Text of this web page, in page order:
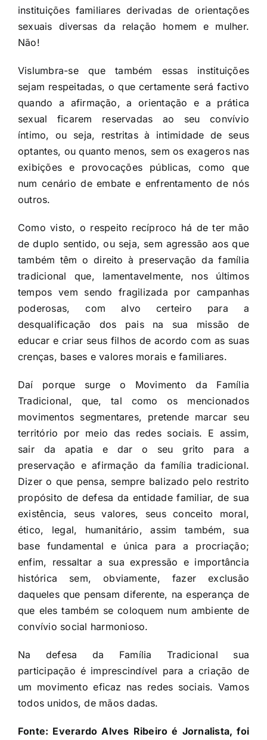
instituições familiares derivadas de orientações
sexuais diversas da relação homem e mulher.
Não!
Vislumbra-se que também essas instituições
sejam respeitadas, o que certamente será factivo
quando a afirmação, a orientação e a prática
sexual ficarem reservadas ao seu convívio
íntimo, ou seja, restritas à intimidade de seus
optantes, ou quanto menos, sem os exageros nas
exibições e provocações públicas, como que
num cenário de embate e enfrentamento de nós
outros.
Como visto, o respeito recíproco há de ter mão
de duplo sentido, ou seja, sem agressão aos que
também têm o direito à preservação da família
tradicional que, lamentavelmente, nos últimos
tempos vem sendo fragilizada por campanhas
poderosas, com alvo certeiro para a
desqualificação dos pais na sua missão de
educar e criar seus filhos de acordo com as suas
crenças, bases e valores morais e familiares.
Daí porque surge o Movimento da Família
Tradicional, que, tal como os mencionados
movimentos segmentares, pretende marcar seu
território por meio das redes sociais. E assim,
sair da apatia e dar o seu grito para a
preservação e afirmação da família tradicional.
Dizer o que pensa, sempre balizado pelo restrito
propósito de defesa da entidade familiar, de sua
existência, seus valores, seus conceito moral,
ético, legal, humanitário, assim também, sua
base fundamental e única para a procriação;
enfim, ressaltar a sua expressão e importância
histórica sem, obviamente, fazer exclusão
daqueles que pensam diferente, na esperança de
que eles também se coloquem num ambiente de
convívio social harmonioso.
Na defesa da Família Tradicional sua
participação é imprescindível para a criação de
um movimento eficaz nas redes sociais. Vamos
todos unidos, de mãos dadas.
Fonte: Everardo Alves Ribeiro é Jornalista, foi